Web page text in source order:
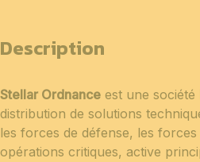
Description
Stellar Ordnance est une société
distribution de solutions
les forces de défense, les forces
opérations critiques, active